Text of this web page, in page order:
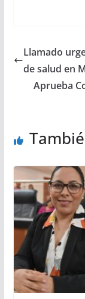
Llamado
de salud en
Aprueba